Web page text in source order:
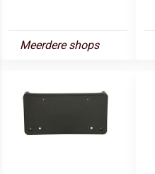
Meerdere shops